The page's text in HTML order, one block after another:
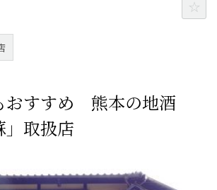
おすすめ 熊本の地酒
」取扱店